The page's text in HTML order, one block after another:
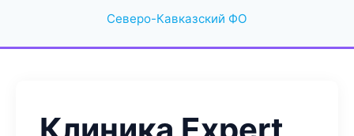
Северо-Кавказский ФО